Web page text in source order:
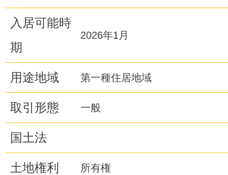
入居可能時
期
2026年1月
用途地域 第一種住居地域
取引形態 一般
国土法
土地権利 所有権